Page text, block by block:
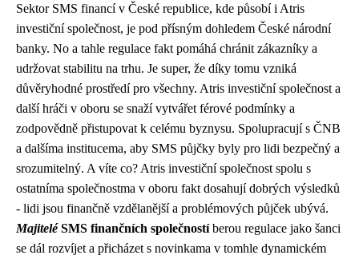
Sektor SMS financí v České republice, kde působí i Atris
investiční společnost, je pod přísným dohledem České národní
banky. No a tahle regulace fakt pomáhá chránit zákazníky a
udržovat stabilitu na trhu. Je super, že díky tomu vzniká
důvěryhodné prostředí pro všechny. Atris investiční společnost a
další hráči v oboru se snaží vytvářet férové podmínky a
zodpovědně přistupovat k celému byznysu. Spolupracují s ČNB
a dalšíma institucema, aby SMS půjčky byly pro lidi bezpečný a
srozumitelný. A víte co? Atris investiční společnost spolu s
ostatníma společnostma v oboru fakt dosahují dobrých výsledků
- lidi jsou finančně vzdělanější a problémových půjček ubývá.
MajiteléSMS finančních společnostíberou regulace jako šanci
se dál rozvíjet a přicházet s novinkama v tomhle dynamickém